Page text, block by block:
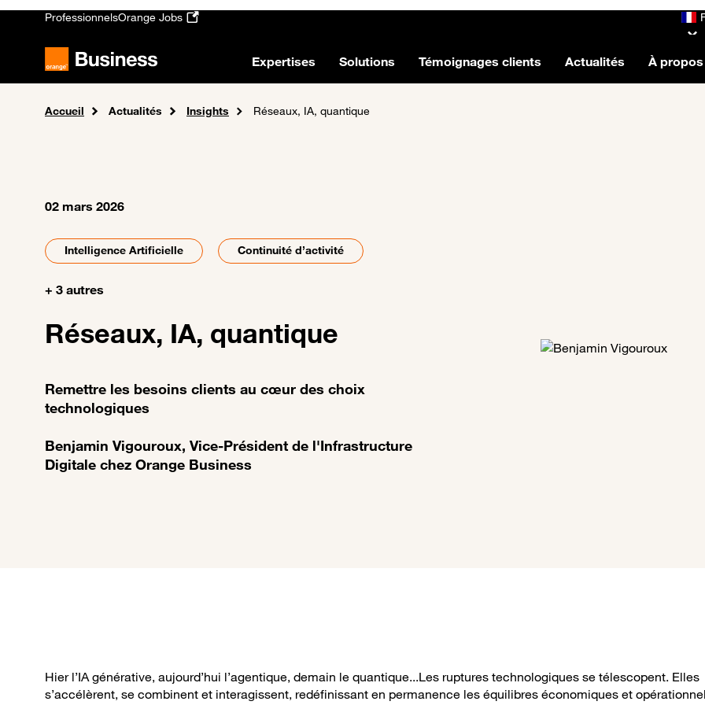
Passer au contenu principal
ProfessionnelsOrange Jobs
Expertises Solutions Témoignages clients Actualités À propos
Accueil Actualités Insights Réseaux, IA, quantique
02 mars 2026
Intelligence Artificielle Continuité d’activité
+ 3 autres
Réseaux, IA, quantique
Remettre les besoins clients au cœur des choix
technologiques
Benjamin Vigouroux, Vice-Président de l'Infrastructure
Digitale chez Orange Business
Hier l’IA générative, aujourd’hui l’agentique, demain le quantique...Les ruptures technologiques se télescopent. Elles
s’accélèrent, se combinent et interagissent, redéfinissant en permanence les équilibres économiques et